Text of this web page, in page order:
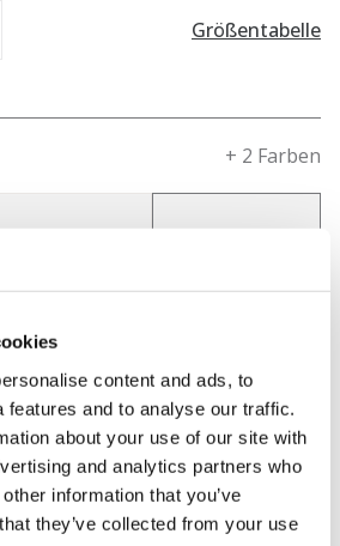
content and ads, to
features and to analyse our traffic.
about your use of our site with
and analytics partners who
information that you’ve
they’ve collected from your use
Größentabelle
+ 2 Farben